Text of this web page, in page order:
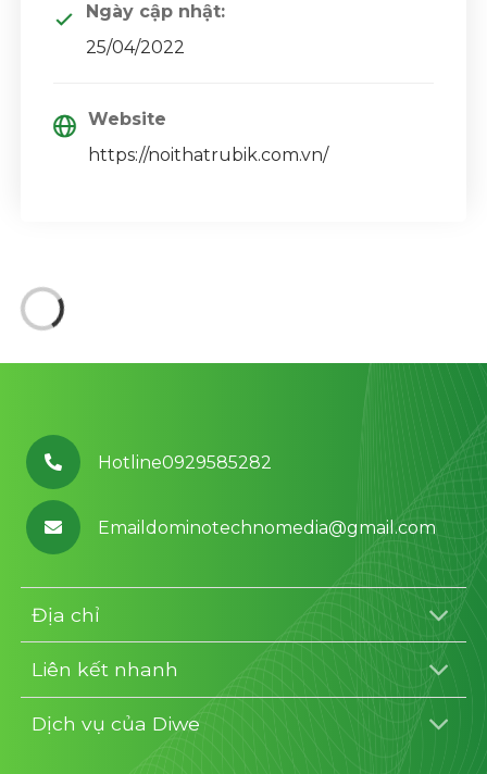
Ngày cập nhật:
25/04/2022
Website
https://noithatrubik.com.vn/
Hotline0929585282
Emaildominotechnomedia@gmail.com
Địa chỉ
Liên kết nhanh
Dịch vụ của Diwe